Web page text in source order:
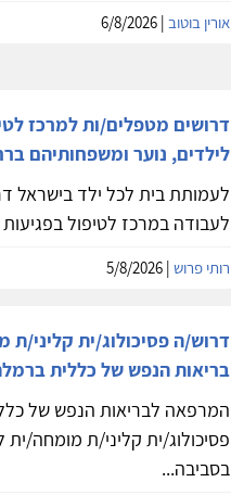
אורין בוטוב| 6/8/2026
דרושים מטפלים/ות למרכז
לילדים, נוער ומשפחותיהם
לעמותת בית לכל ילד בישראל
לעבודה במרכז לטיפול בפגיעות
רותי פרוש| 5/8/2026
דרוש/ה פסיכולוג/ית קליני/
בריאות הנפש של כללית
המרפאה לבריאות הנפש של
פסיכולוג/ית קליני/ת מומחה/
בסביבה...